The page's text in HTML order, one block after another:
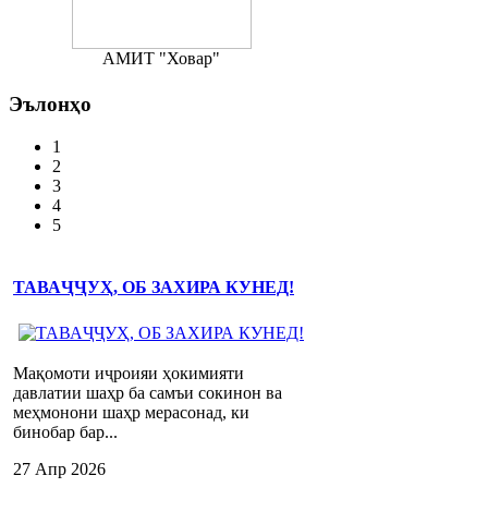
АМИТ "Ховар"
Эълонҳо
1
2
3
4
5
ТАВАҶҶУҲ, ОБ ЗАХИРА КУНЕД!
Мақомоти иҷроияи ҳокимияти
давлатии шаҳр ба самъи сокинон ва
меҳмонони шаҳр мерасонад, ки
бинобар бар...
27 Апр 2026